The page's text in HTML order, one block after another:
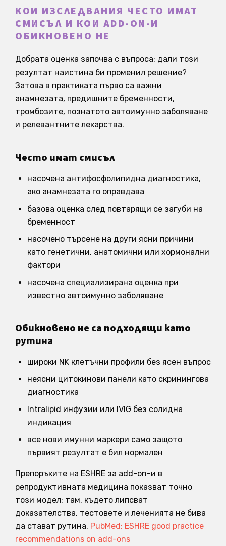
КОИ ИЗСЛЕДВАНИЯ ЧЕСТО ИМАТ
СМИСЪЛ И КОИ ADD-ON-И
ОБИКНОВЕНО НЕ
Добрата оценка започва с въпроса: дали този
резултат наистина би променил решение?
Затова в практиката първо са важни
анамнезата, предишните бременности,
тромбозите, познатото автоимунно заболяване
и релевантните лекарства.
Често имат смисъл
насочена антифосфолипидна диагностика,
ако анамнезата го оправдава
базова оценка след повтарящи се загуби на
бременност
насочено търсене на други ясни причини
като генетични, анатомични или хормонални
фактори
насочена специализирана оценка при
известно автоимунно заболяване
Обикновено не са подходящи като
рутина
широки NK клетъчни профили без ясен въпрос
неясни цитокинови панели като скринингова
диагностика
Intralipid инфузии или IVIG без солидна
индикация
все нови имунни маркери само защото
първият резултат е бил нормален
Препоръките на ESHRE за add-on-и в
репродуктивната медицина показват точно
този модел: там, където липсват
доказателства, тестовете и леченията не бива
да стават рутина. PubMed: ESHRE good practice
recommendations on add-ons